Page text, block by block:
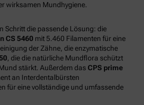
wirksamen Mundhygiene.
Schritt die passende Lösung: die
CS 5460 mit 5.460 Filamenten für eine
der Zähne, die enzymatische
, die die natürliche Mundflora schützt
stärkt. Außerdem das CPS prime
an Interdentalbürsten
für eine vollständige und umfassende